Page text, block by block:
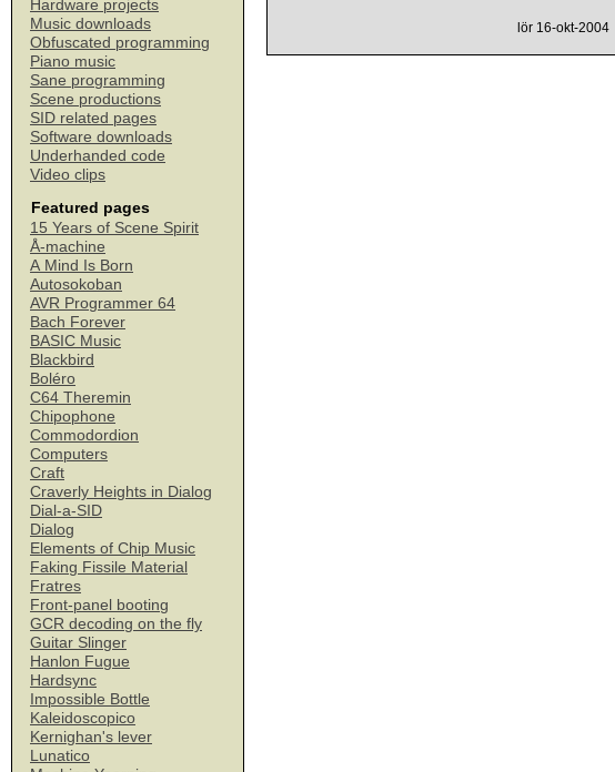
Hardware projects
Music downloads
Obfuscated programming
Piano music
Sane programming
Scene productions
SID related pages
Software downloads
Underhanded code
Video clips
Featured pages
15 Years of Scene Spirit
Å-machine
A Mind Is Born
Autosokoban
AVR Programmer 64
Bach Forever
BASIC Music
Blackbird
Boléro
C64 Theremin
Chipophone
Commodordion
Computers
Craft
Craverly Heights in Dialog
Dial-a-SID
Dialog
Elements of Chip Music
Faking Fissile Material
Fratres
Front-panel booting
GCR decoding on the fly
Guitar Slinger
Hanlon Fugue
Hardsync
Impossible Bottle
Kaleidoscopico
Kernighan's lever
Lunatico
lör 16-okt-2004